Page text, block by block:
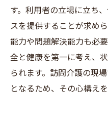
す。利用者の立場に立ち
スを提供することが求め
能力や問題解決能力も必
全と健康を第一に考え、
られます。訪問介護の現
となるため、その心構え